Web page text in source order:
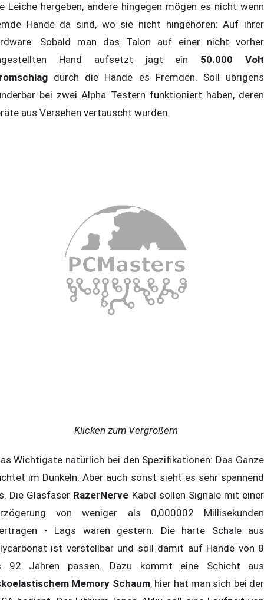
Leiche hergeben, andere hingegen mögen es nicht wenn
Hände da sind, wo sie nicht hingehören: Auf ihrer
Sobald man das Talon auf einer nicht vorher
Hand aufsetzt jagt ein 50.000 Volt
durch die Hände es Fremden. Soll übrigens
bei zwei Alpha Testern funktioniert haben, deren
aus Versehen vertauscht wurden.
Klicken zum Vergrößern
Wichtigste natürlich bei den Spezifikationen: Das Ganze
im Dunkeln. Aber auch sonst sieht es sehr spannend
Die Glasfaser RazerNerve Kabel sollen Signale mit einer
von weniger als 0,000002 Millisekunden
- Lags waren gestern. Die harte Schale aus
ist verstellbar und soll damit auf Hände von 8
92 Jahren passen. Dazu kommt eine Schicht aus
Memory Schaum, hier hat man sich bei der